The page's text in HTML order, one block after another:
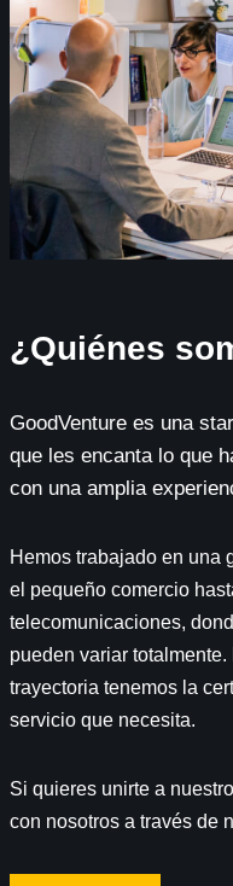
¿Quiénes
GoodVenture es una
que les encanta lo que
con una amplia
Hemos trabajado en una
el pequeño comercio
telecomunicaciones,
pueden variar
trayectoria tenemos la
servicio que necesita.
Si quieres unirte a
con nosotros a través de